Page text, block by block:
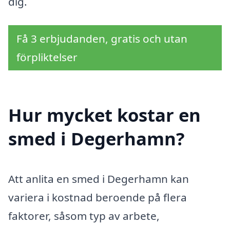
Få 3 erbjudanden, gratis och utan
förpliktelser
Hur mycket kostar en
smed i Degerhamn?
Att anlita en smed i Degerhamn kan
variera i kostnad beroende på flera
faktorer, såsom typ av arbete,